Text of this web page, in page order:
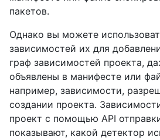
пакетов.
Однако вы можете
зависимостей их для
граф зависимостей проекта,
объявлены в манифесте или
например, зависимости,
создании проекта.
проект с помощью API
показывают, какой детектор